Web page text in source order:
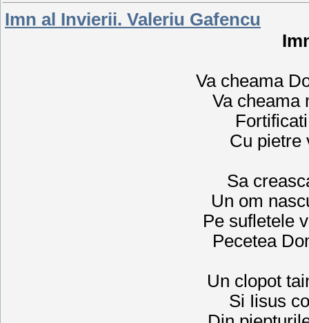
Imn al Invierii. Valeriu Gafencu
Va cheama
Va cheama
Cu pietre
Sa
Un om
Pe sufletele
Pecetea
Un clopot
Si Iisus